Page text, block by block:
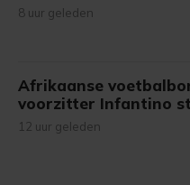
8 uur geleden
Afrikaanse
voorzitter Infantino
12 uur geleden